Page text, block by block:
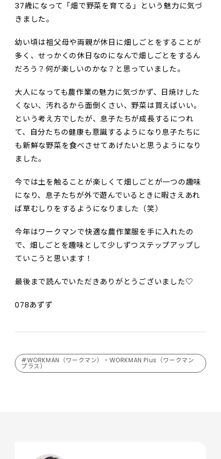
37歳になって「畑で野菜を育てる」という魅力に気づ
きました。
幼い頃は祖父母や両親が休日に畑しごとをすることが
多く、せっかくの休日なのになんで畑しごとをするん
だろう？何が楽しいのかな？と思っていました。
大人になっても農作業の魅力に気づかず、日焼けした
くない、汚れるから面倒くさい、野菜は買えばいい。
という考え方でしたが、息子たちが成長するにつれ
て、自分たちの健康も意識するようになり息子たちに
も新鮮な野菜を食べさせてあげたいと思うようになり
ました。
今では土を触ることが楽しくて畑しごとが一つの趣味
になり、息子たちが外で遊んでいるときに暇さえあれ
ば草むしりをするようになりました（笑）
今年はワークマンで快適な農作業服を手に入れたの
で、畑しごとを趣味として少しずつステップアップし
ていこうと思います！
最後まで読んでいただきありがとうございました♡
078あずず
#WORKMAN（ワークマン）・WORKMAN Plus（ワークマン
プラス）